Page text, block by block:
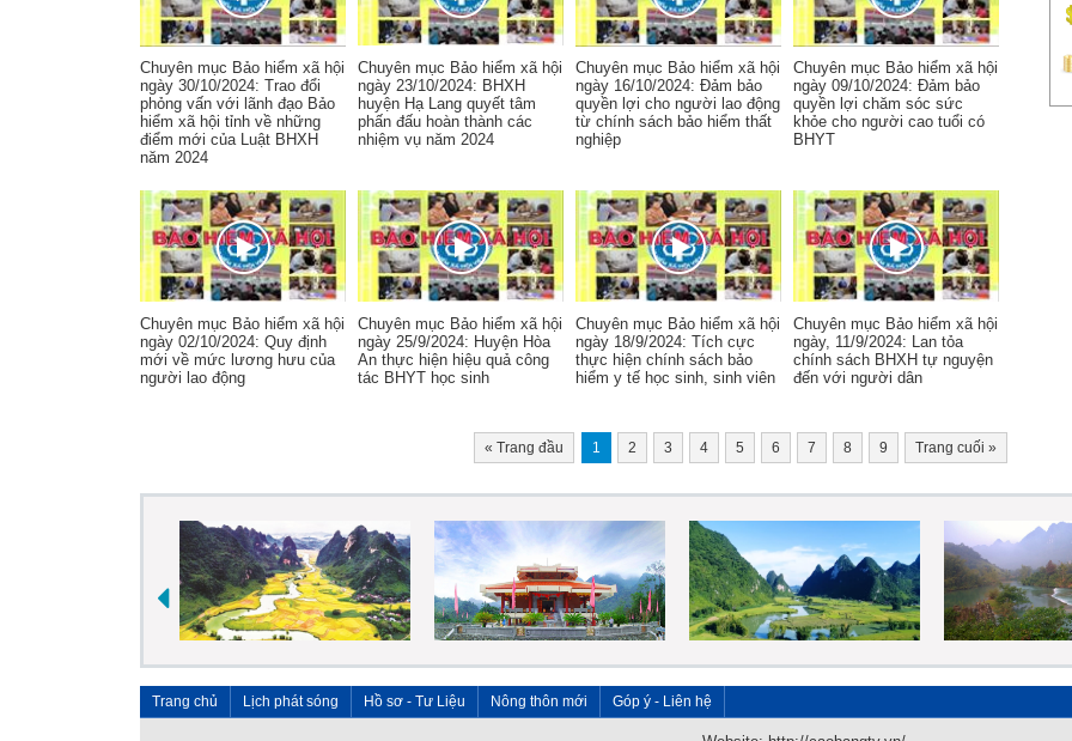
Chuyên mục Bảo hiểm xã hội
ngày 30/10/2024: Trao đổi
phỏng vấn với lãnh đạo Bảo
hiểm xã hội tỉnh về những
điểm mới của Luật BHXH
năm 2024
Chuyên mục Bảo hiểm xã hội
ngày 23/10/2024: BHXH
huyện Hạ Lang quyết tâm
phấn đấu hoàn thành các
nhiệm vụ năm 2024
Chuyên mục Bảo hiểm xã hội
ngày 16/10/2024: Đảm bảo
quyền lợi cho người lao động
từ chính sách bảo hiểm thất
nghiệp
Chuyên mục Bảo hiểm xã hội
ngày 09/10/2024: Đảm bảo
quyền lợi chăm sóc sức
khỏe cho người cao tuổi có
BHYT
Chuyên mục Bảo hiểm xã hội
ngày 02/10/2024: Quy định
mới về mức lương hưu của
người lao động
Chuyên mục Bảo hiểm xã hội
ngày 25/9/2024: Huyện Hòa
An thực hiện hiệu quả công
tác BHYT học sinh
Chuyên mục Bảo hiểm xã hội
ngày 18/9/2024: Tích cực
thực hiện chính sách bảo
hiểm y tế học sinh, sinh viên
Chuyên mục Bảo hiểm xã hội
ngày, 11/9/2024: Lan tỏa
chính sách BHXH tự nguyện
đến với người dân
« Trang đầu 1 2 3 4 5 6 7 8 9 Trang cuối »
Trang chủ Lịch phát sóng Hồ sơ - Tư Liệu Nông thôn mới Góp ý - Liên hệ